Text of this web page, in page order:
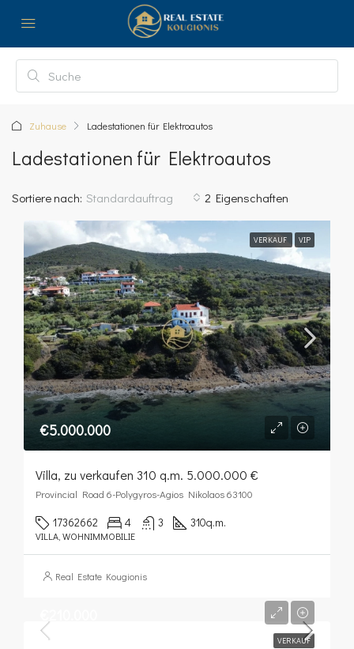
Zuhause Ladestationen für Elektroautos
Ladestationen für Elektroautos
2 Eigenschaften
Sortiere nach: Standardauftrag
VERKAUF VIP
€5.000.000
Villa, zu verkaufen 310 q.m. 5.000.000 €
Provincial Road 6-Polygyros-Agios Nikolaos 63100
17362662 4 3 310q.m.
VILLA, WOHNIMMOBILIE
Real Estate Kougionis
VERKAUF